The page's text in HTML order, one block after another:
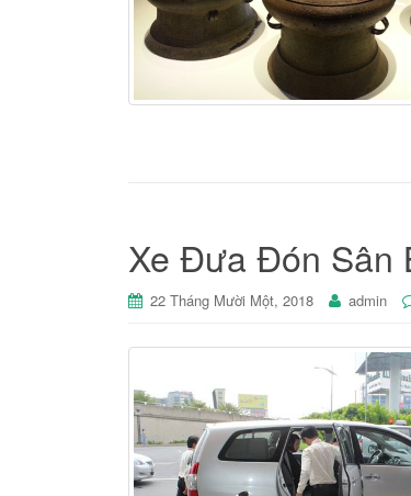
Xe Đưa Đón Sân
22 Tháng Mười Một, 2018 admin